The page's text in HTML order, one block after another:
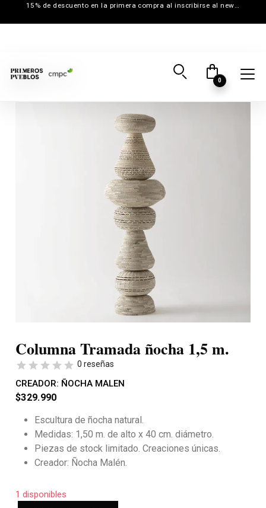
15% de descuento en la primera compra al inscribirse al newsletter
0
Columna Tramada ñocha 1,5 m.
0 reseñas
CREADOR: ÑOCHA MALEN
$329.990
Escultura de ñocha natural.
Medidas: 1,50 m. de alto x 40 cm. diámetro.
Piezas de stock limitado. Creaciones únicas.
Creador: Ñocha Malén.
1 disponibles